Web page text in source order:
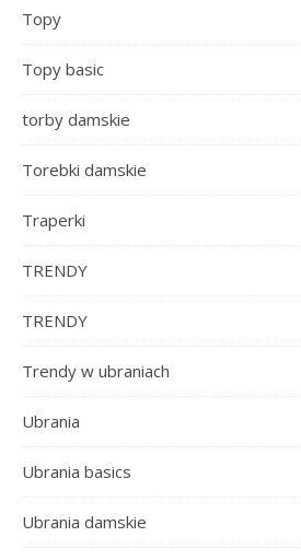
Topy
Topy basic
torby damskie
Torebki damskie
Traperki
TRENDY
TRENDY
Trendy w ubraniach
Ubrania
Ubrania basics
Ubrania damskie